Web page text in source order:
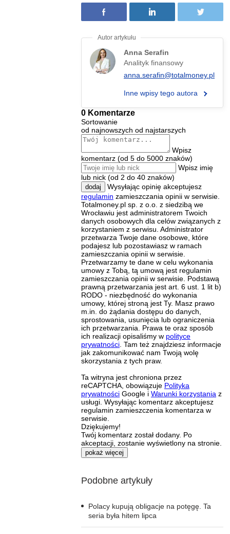
Anna Serafin
Analityk finansowy
anna.serafin@totalmoney.pl
Inne wpisy tego autora
0 Komentarze
Sortowanie
od najnowszych od najstarszych
Wpisz
komentarz (od 5 do 5000 znaków)
Wpisz imię
lub nick (od 2 do 40 znaków)
dodaj
Wysyłając opinię akceptujesz
regulamin zamieszczania opinii w serwisie.
Totalmoney.pl sp. z o.o. z siedzibą we
Wrocławiu jest administratorem Twoich
danych osobowych dla celów związanych z
korzystaniem z serwisu. Administrator
przetwarza Twoje dane osobowe, które
podajesz lub pozostawiasz w ramach
zamieszczania opinii w serwisie.
Przetwarzamy te dane w celu wykonania
umowy z Tobą, tą umową jest regulamin
zamieszczania opinii w serwisie. Podstawą
prawną przetwarzania jest art. 6 ust. 1 lit b)
RODO - niezbędność do wykonania
umowy, której stroną jest Ty. Masz prawo
m.in. do żądania dostępu do danych,
sprostowania, usunięcia lub ograniczenia
ich przetwarzania. Prawa te oraz sposób
ich realizacji opisaliśmy w polityce
prywatności . Tam też znajdziesz informacje
jak zakomunikować nam Twoją wolę
skorzystania z tych praw.
Ta witryna jest chroniona przez
reCAPTCHA, obowiązuje Polityka
prywatności Google i Warunki korzystania z
usługi. Wysyłając komentarz akceptujesz
regulamin zamieszczenia komentarza w
serwisie.
Dziękujemy!
Twój komentarz został dodany. Po
akceptacji, zostanie wyświetlony na stronie.
pokaż więcej
Podobne artykuły
Polacy kupują obligacje na potęgę. Ta
seria była hitem lipca